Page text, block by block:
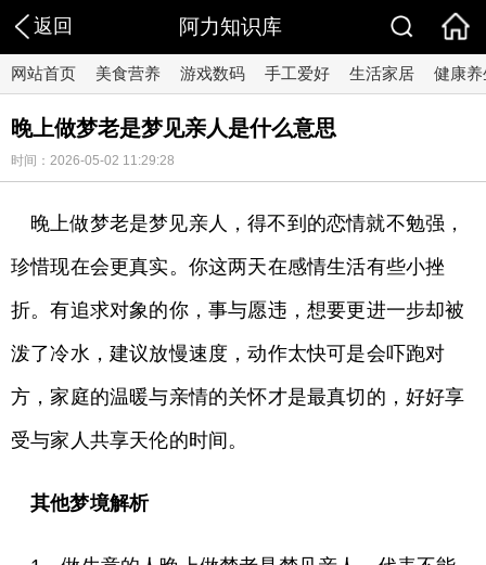
返回 阿力知识库
网站首页 美食营养 游戏数码 手工爱好 生活家居 健康养
晚上做梦老是梦见亲人是什么意思
时间：2026-05-02 11:29:28
晚上做梦老是梦见亲人，得不到的恋情就不勉强，
珍惜现在会更真实。你这两天在感情生活有些小挫
折。有追求对象的你，事与愿违，想要更进一步却被
泼了冷水，建议放慢速度，动作太快可是会吓跑对
方，家庭的温暖与亲情的关怀才是最真切的，好好享
受与家人共享天伦的时间。
其他梦境解析